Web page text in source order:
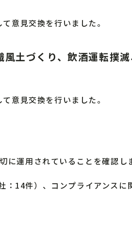
意見交換を行いました。
土づくり、飲酒運転撲滅
意見交換を行いました。
に運用されていることを確認し
14件）、コンプライアンスに